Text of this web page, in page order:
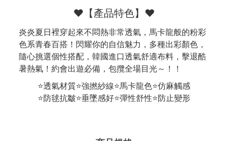
❤️【產品特色】❤️
炎炎夏日裡穿起來不悶熱非常透氣，馬卡龍般的粉彩
色系青春百搭！閃耀你的自信魅力，多種出彩顏色，
隨心挑選個性搭配，韓國進口透氣舒適布料，擊退酷
暑熱氣！約會出遊必備，包攬全場目光～！！
⭐透氣材質⭐強撚紗線⭐馬卡龍色⭐仿麻觸感
⭐防毬抗皺⭐垂墜感好⭐彈性舒性⭐防止變形